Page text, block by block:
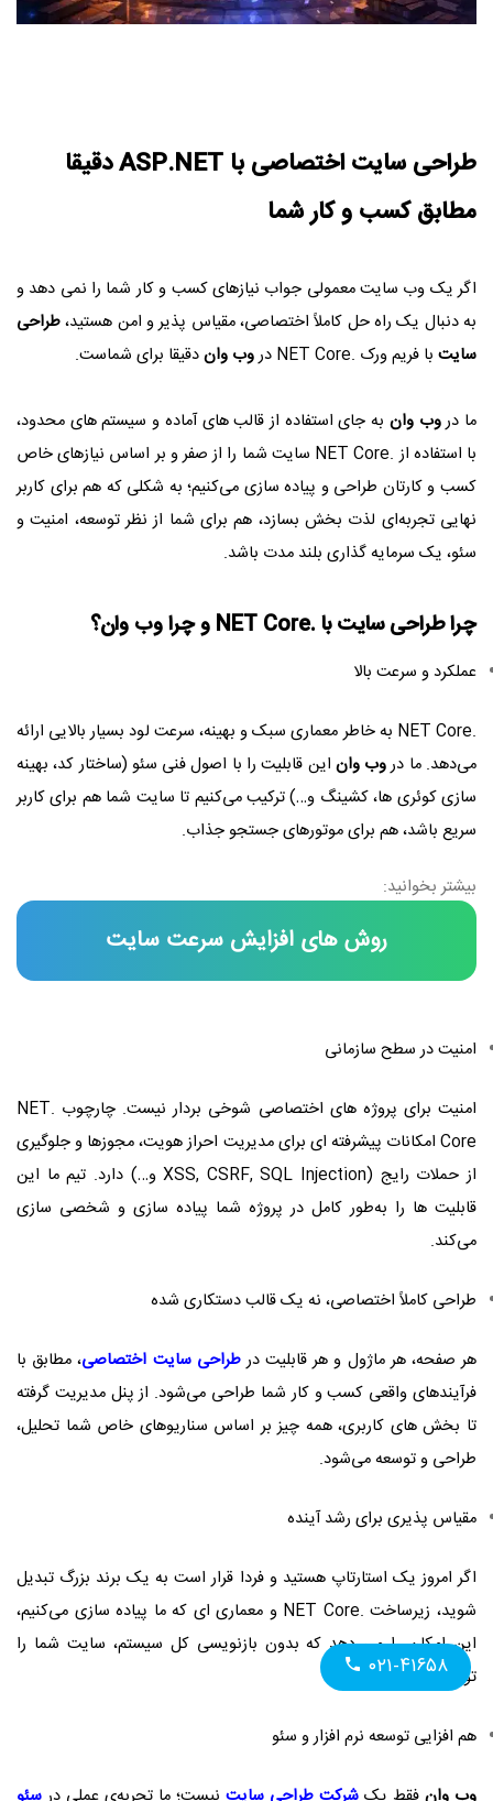
طراحی سایت
اختصاصی با ASP.NET دقیقا
مطابق کسب‌ و کار شما
اگر یک وب‌ سایت معمولی جواب نیازهای کسب‌ و کار شما را نمی‌ دهد و
به دنبال یک راه‌ حل کاملاً اختصاصی، مقیاس‌ پذیر و امن هستید،طراحی
سایت با فریم‌ ورک .NET Core در وب واندقیقا برای شماست.
ما دروب وان به‌ جای استفاده از قالب‌ های آماده و سیستم‌ های محدود،
با استفاده از .NET Core سایت شما را از صفر و بر اساس نیازهای خاص
کسب‌ و کارتان طراحی و پیاده‌ سازی می‌کنیم؛ به شکلی که هم برای کاربر
نهایی تجربه‌ای لذت‌ بخش بسازد، هم برای شما از نظر توسعه، امنیت و
سئو، یک سرمایه‌ گذاری بلند مدت باشد.
چراطراحی سایتبا .NET Core و چرا وب وان؟
عملکرد و سرعت بالا
.NET Core به خاطر معماری سبک و بهینه، سرعت لود بسیار بالایی ارائه
می‌دهد. ما دروب وان این قابلیت را با اصول فنی سئو (ساختار کد، بهینه‌
سازی کوئری‌ ها، کشینگ و…) ترکیب می‌کنیم تا سایت شما هم برای کاربر
سریع باشد، هم برای موتورهای جستجو جذاب.
بیشتر بخوانید:
روش های افزایش سرعت سایت
امنیت در سطح سازمانی
امنیت برای پروژه‌ های اختصاصی شوخی‌ بردار نیست. چارچوب .NET
Core امکانات پیشرفته‌ ای برای مدیریت احراز هویت، مجوزها و جلوگیری
از حملات رایج (XSS, CSRF, SQL Injection و…) دارد. تیم ما این
قابلیت‌ ها را به‌طور کامل در پروژه شما پیاده‌ سازی و شخصی‌ سازی
می‌کند.
طراحی کاملاً اختصاصی، نه یک قالب دستکاری‌ شده
هر صفحه، هر ماژول و هر قابلیت درطراحی سایت اختصاصی، مطابق با
فرآیندهای واقعی کسب‌ و کار شما طراحی می‌شود. از پنل مدیریت گرفته
تا بخش‌ های کاربری، همه چیز بر اساس سناریوهای خاص شما تحلیل،
طراحی و توسعه می‌شود.
مقیاس‌ پذیری برای رشد آینده
اگر امروز یک استارتاپ هستید و فردا قرار است به یک برند بزرگ تبدیل
شوید، زیرساخت .NET Core و معماری‌ ای که ما پیاده‌ سازی می‌کنیم،
این امکان را می‌ دهد که بدون بازنویسی کل سیستم، سایت شما را
توسعه و گسترش دهیم.
هم‌ افزایی توسعه نرم‌ افزار و سئو
۰۲۱-۴۱۶۵۸